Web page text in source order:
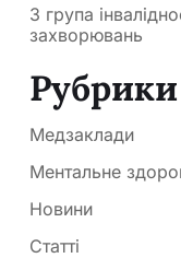
3 група
захворювань
Рубрики
Медзаклади
Ментальне
Новини
Статті